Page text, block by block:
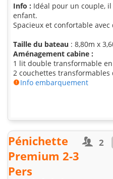
Info : Idéal pour un couple,
enfant.
Spacieux et confortable
Taille du bateau : 8,80m x
Aménagement cabine :
1 lit double transformable
2 couchettes transformables
Info embarquement
Pénichette
Premium 2-3
Pers
2